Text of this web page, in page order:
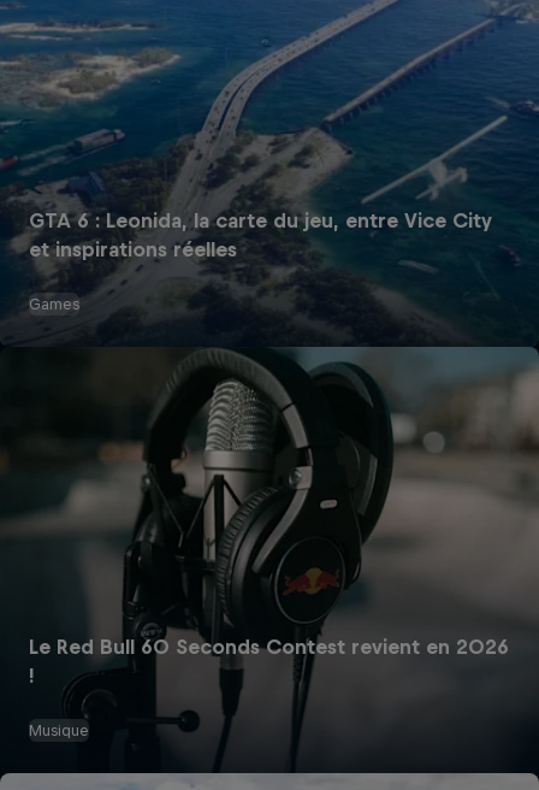
GTA 6 : Leonida, la carte du jeu, entre Vice City
et inspirations réelles
Games
Le Red Bull 60 Seconds Contest revient en 2026
!
Musique